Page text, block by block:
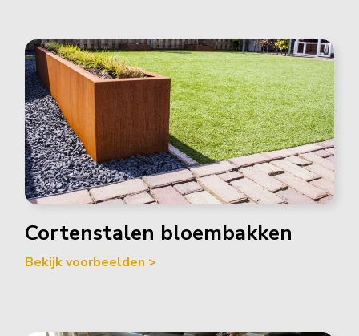
Cortenstalen bloembakken
Bekijk voorbeelden >